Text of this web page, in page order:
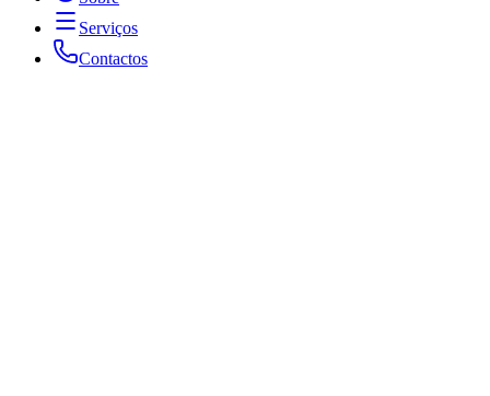
Serviços
Contactos